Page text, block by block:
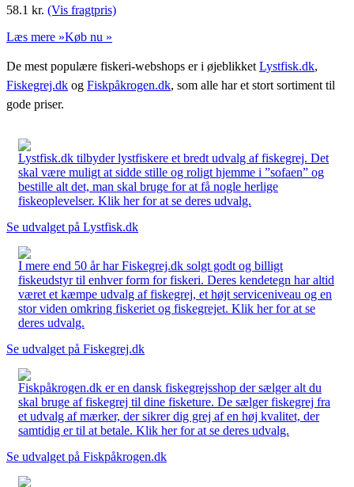
58.1 kr. (Vis fragtpris)
Læs mere »Køb nu »
De mest populære fiskeri-webshops er i øjeblikket Lystfisk.dk,
Fiskegrej.dk og Fiskpåkrogen.dk, som alle har et stort sortiment til
gode priser.
Lystfisk.dk tilbyder lystfiskere et bredt udvalg af fiskegrej. Det
skal være muligt at sidde stille og roligt hjemme i ”sofaen” og
bestille alt det, man skal bruge for at få nogle herlige
fiskeoplevelser. Klik her for at se deres udvalg.
Se udvalget på Lystfisk.dk
I mere end 50 år har Fiskegrej.dk solgt godt og billigt
fiskeudstyr til enhver form for fiskeri. Deres kendetegn har altid
været et kæmpe udvalg af fiskegrej, et højt serviceniveau og en
stor viden omkring fiskeriet og fiskegrejet. Klik her for at se
deres udvalg.
Se udvalget på Fiskegrej.dk
Fiskpåkrogen.dk er en dansk fiskegrejsshop der sælger alt du
skal bruge af fiskegrej til dine fisketure. De sælger fiskegrej fra
et udvalg af mærker, der sikrer dig grej af en høj kvalitet, der
samtidig er til at betale. Klik her for at se deres udvalg.
Se udvalget på Fiskpåkrogen.dk